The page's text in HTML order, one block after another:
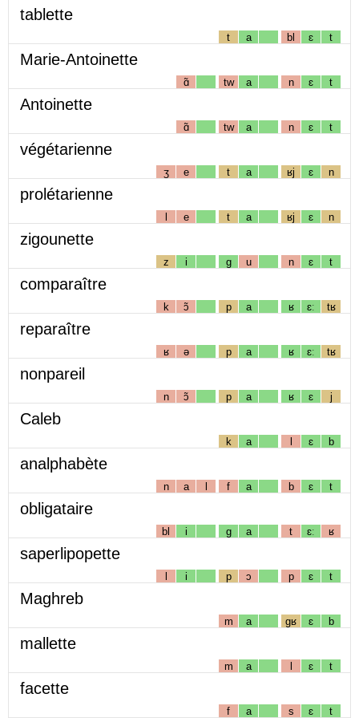
tablette
t a bl ɛ t
Marie-Antoinette
ɑ̃ tw a n ɛ t
Antoinette
ɑ̃ tw a n ɛ t
végétarienne
ʒ e t a ʁj ɛ n
prolétarienne
l e t a ʁj ɛ n
zigounette
z i g u n ɛ t
comparaître
k ɔ̃ p a ʁ ɛː tʁ
reparaître
ʁ ə p a ʁ ɛː tʁ
nonpareil
n ɔ̃ p a ʁ ɛ j
Caleb
k a l ɛ b
analphabète
n a l f a b ɛ t
obligataire
bl i g a t ɛː ʁ
saperlipopette
l i p ɔ p ɛ t
Maghreb
m a gʁ ɛ b
mallette
m a l ɛ t
facette
f a s ɛ t